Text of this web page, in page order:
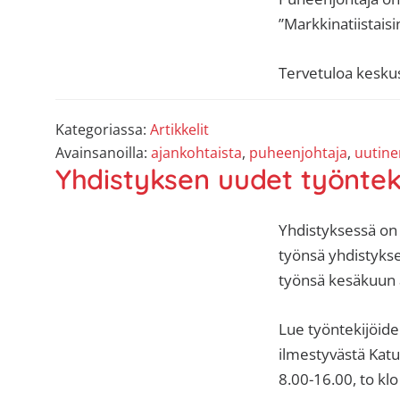
Tervetuloa
Kategoriassa: Artikkelit
Avainsanoilla: ajankohtaista, puheenjohtaja,
Yhdistyksen uudet
Yhdistyksessä
työnsä
työnsä kesäkuun
Lue
ilmestyvästä
8.00-16.00, to